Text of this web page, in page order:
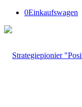
0Einkaufswagen